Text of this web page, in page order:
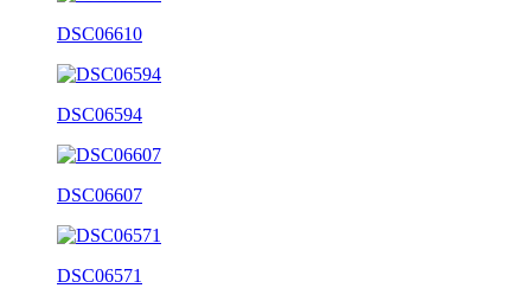
DSC06610
DSC06594
DSC06607
DSC06571